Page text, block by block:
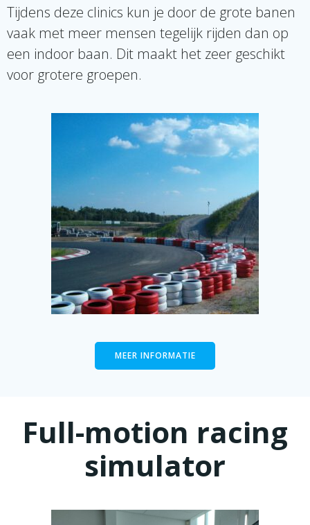
Tijdens deze clinics kun je door de grote banen
vaak met meer mensen tegelijk rijden dan op
een indoor baan. Dit maakt het zeer geschikt
voor grotere groepen.
MEER INFORMATIE
Full-motion racing
simulator